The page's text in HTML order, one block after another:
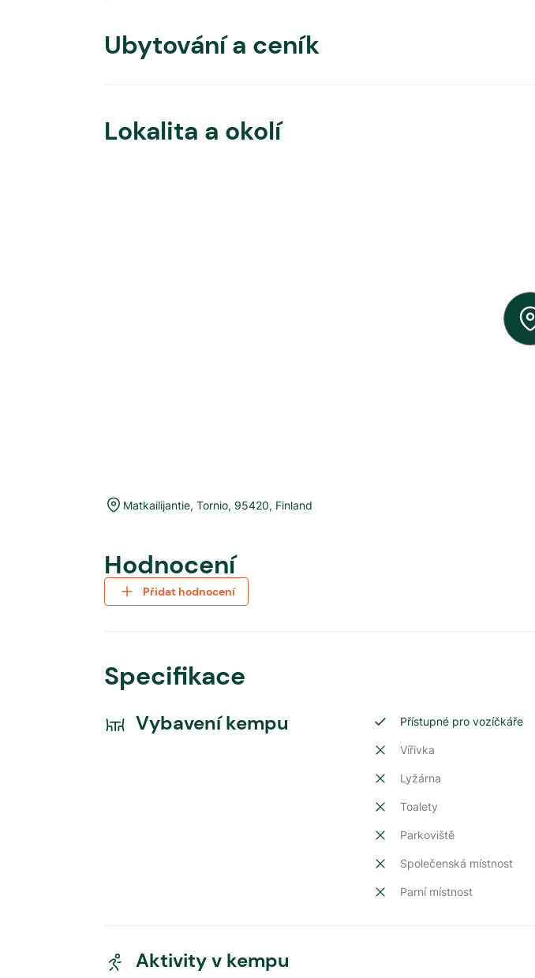
Ubytování a ceník
Lokalita a okolí
Matkailijantie, Tornio, 95420, Finland
Hodnocení
Přidat hodnocení
Specifikace
Vybavení kempu Přístupné pro vozíčkáře
Vířivka
Lyžárna
Toalety
Parkoviště
Společenská místnost
Parní místnost
Aktivity v kempu